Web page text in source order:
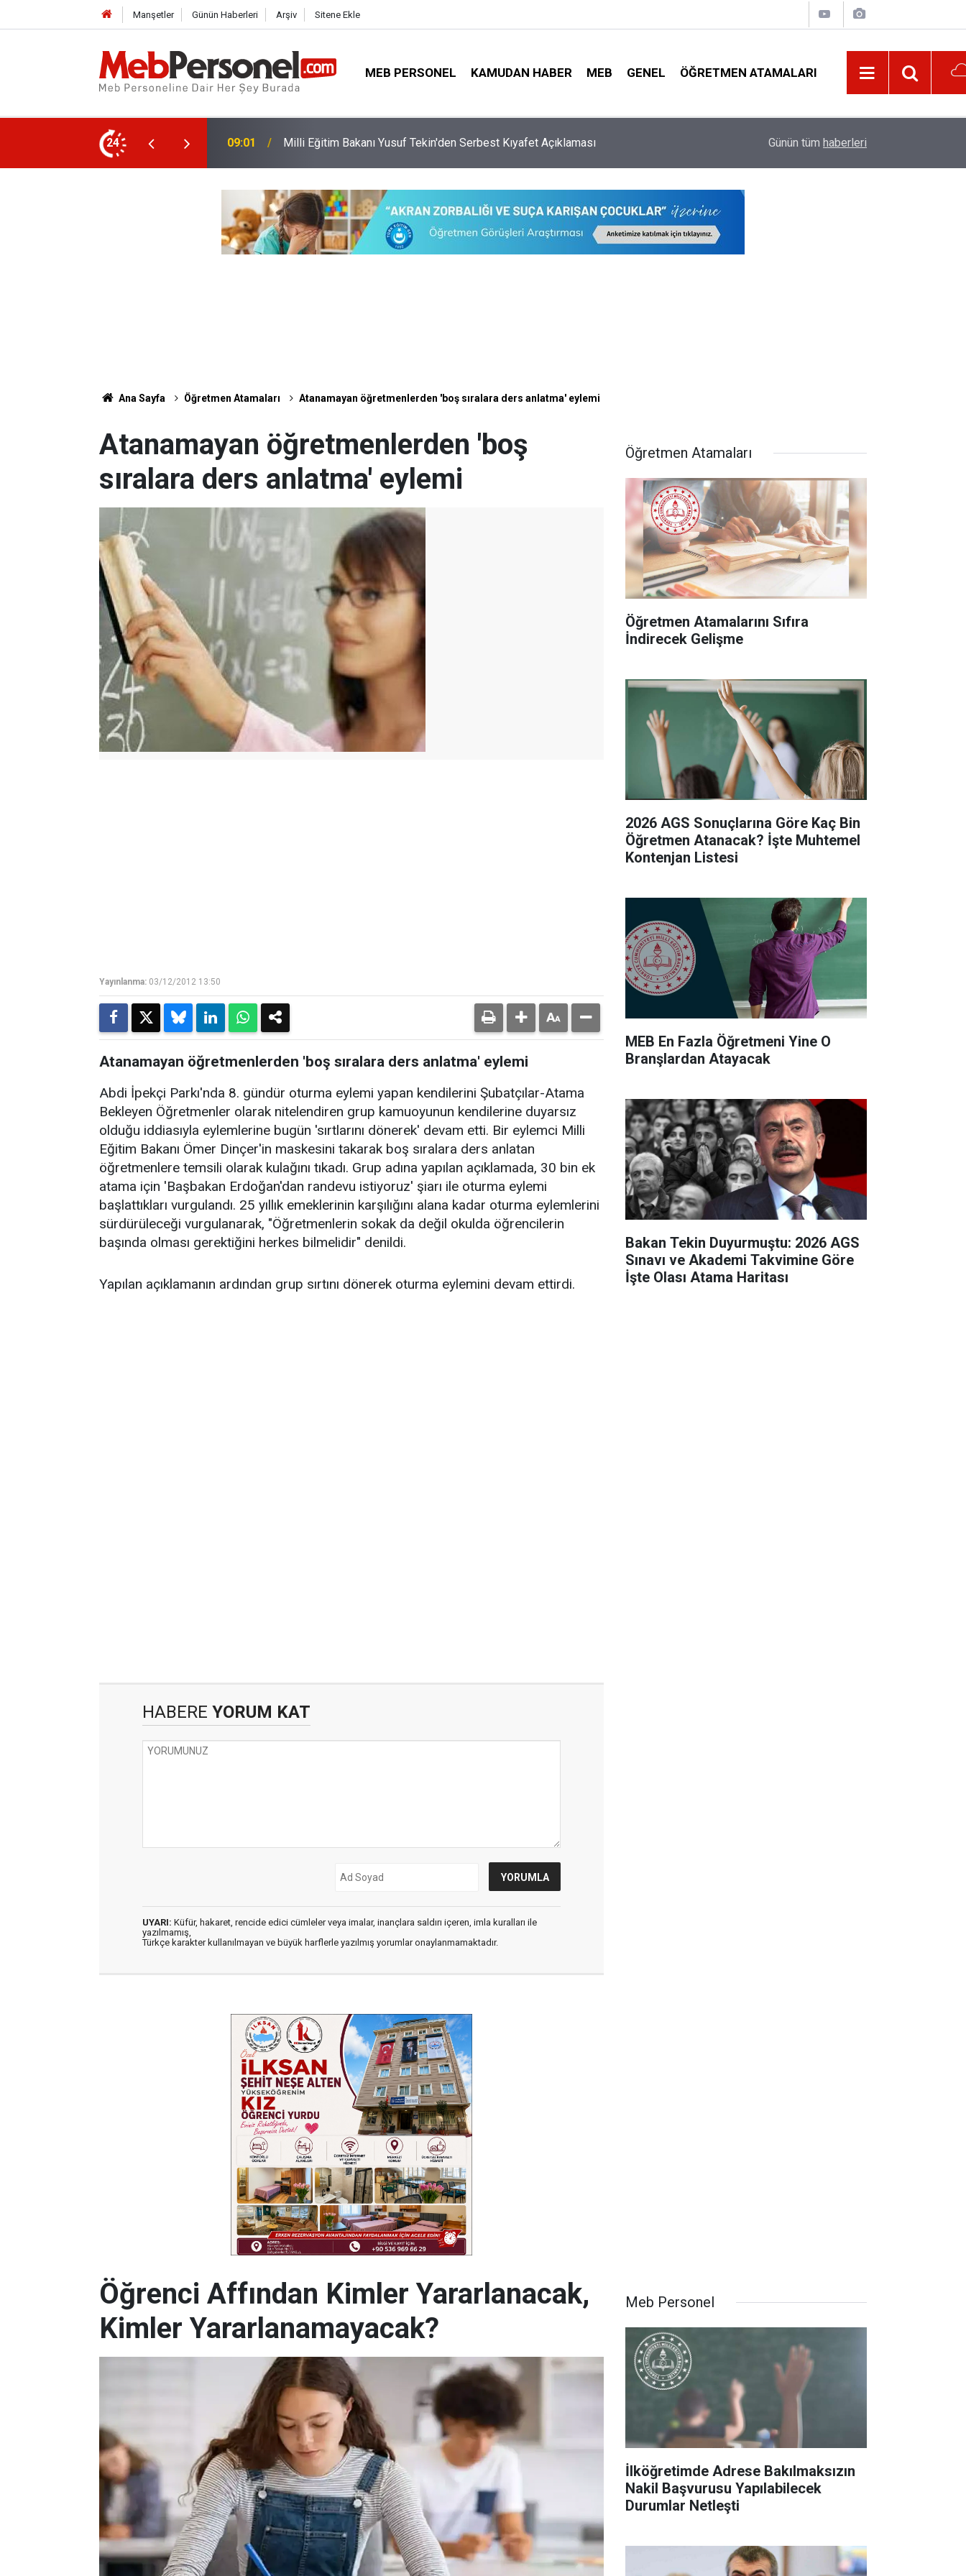
Manşetler Günün Haberleri Arşiv Sitene Ekle
MEB PERSONEL KAMUDAN HABER MEB GENEL ÖĞRETMEN ATAMALARI
24
Serbest Kıyafet Açıklaması 08:01 TBMM'den Çocuk ve Aile İçin Dev Yasal Reform
Ödemelerde Büyük Artış ve Ar-Ge'ye Destek!
Günün tüm haberleri
Ana Sayfa Öğretmen Atamaları Atanamayan öğretmenlerden 'boş sıralara ders anlatma' eylemi
Atanamayan öğretmenlerden 'boş
sıralara ders anlatma' eylemi
Yayınlanma: 03/12/2012 13:50
Atanamayan öğretmenlerden 'boş sıralara ders anlatma' eylemi
Abdi İpekçi Parkı'nda 8. gündür oturma eylemi yapan kendilerini Şubatçılar-Atama
Bekleyen Öğretmenler olarak nitelendiren grup kamuoyunun kendilerine duyarsız
olduğu iddiasıyla eylemlerine bugün 'sırtlarını dönerek' devam etti. Bir eylemci Milli
Eğitim Bakanı Ömer Dinçer'in maskesini takarak boş sıralara ders anlatan
öğretmenlere temsili olarak kulağını tıkadı. Grup adına yapılan açıklamada, 30 bin ek
atama için 'Başbakan Erdoğan'dan randevu istiyoruz' şiarı ile oturma eylemi
başlattıkları vurgulandı. 25 yıllık emeklerinin karşılığını alana kadar oturma eylemlerini
sürdürüleceği vurgulanarak, "Öğretmenlerin sokak da değil okulda öğrencilerin
başında olması gerektiğini herkes bilmelidir" denildi.
Yapılan açıklamanın ardından grup sırtını dönerek oturma eylemini devam ettirdi.
HABERE YORUM KAT
UYARI: Küfür, hakaret, rencide edici cümleler veya imalar, inançlara saldırı içeren, imla kuralları ile
yazılmamış,
Türkçe karakter kullanılmayan ve büyük harflerle yazılmış yorumlar onaylanmamaktadır.
Öğretmen Atamaları
Öğretmen Atamalarını Sıfıra
İndirecek Gelişme
2026 AGS Sonuçlarına Göre Kaç Bin
Öğretmen Atanacak? İşte Muhtemel
Kontenjan Listesi
MEB En Fazla Öğretmeni Yine O
Branşlardan Atayacak
Bakan Tekin Duyurmuştu: 2026 AGS
Sınavı ve Akademi Takvimine Göre
İşte Olası Atama Haritası
Öğrenci Affından Kimler Yararlanacak,
Kimler Yararlanamayacak?
Meb Personel
İlköğretimde Adrese Bakılmaksızın
Nakil Başvurusu Yapılabilecek
Durumlar Netleşti